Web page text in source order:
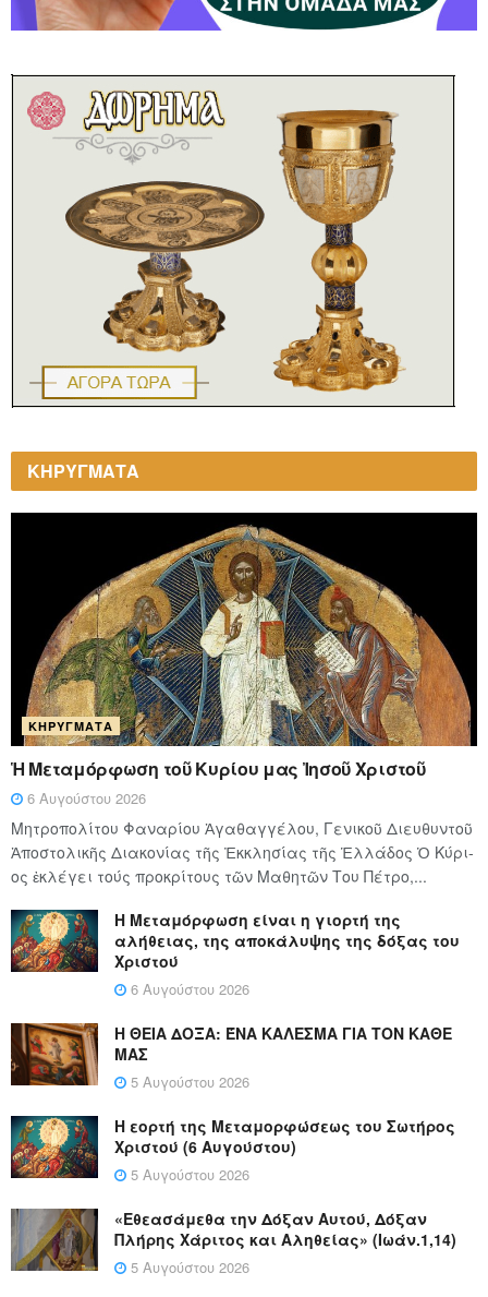
ΚΗΡΥΓΜΑΤΑ
ΚΗΡΎΓΜΑΤΑ
Ἡ Μεταμόρφωση τοῦ Κυρίου μας Ἰησοῦ Χριστοῦ
6 Αυγούστου 2026
Μητροπολίτου Φαναρίου Ἀγαθαγγέλου, Γενικοῦ Διευθυντοῦ
Ἀποστολικῆς Διακονίας τῆς Ἐκκλησίας τῆς Ἑλλάδος Ὁ Κύ­ρι­
ος ἐκλέγει τούς προ­κρί­τους τῶν Μα­θη­τῶν Του Πέ­τρο,...
Η Μεταμόρφωση είναι η γιορτή της
αλήθειας, της αποκάλυψης της δόξας του
Χριστού
6 Αυγούστου 2026
Η ΘΕΙΑ ΔΟΞΑ: ΈΝΑ ΚΑΛΕΣΜΑ ΓΙΑ ΤΟΝ ΚΑΘΕ
ΜΑΣ
5 Αυγούστου 2026
Η εορτή της Μεταμορφώσεως του Σωτήρος
Χριστού (6 Αυγούστου)
5 Αυγούστου 2026
«Εθεασάμεθα την Δόξαν Αυτού, Δόξαν
Πλήρης Χάριτος και Αληθείας» (Ιωάν.1,14)
5 Αυγούστου 2026